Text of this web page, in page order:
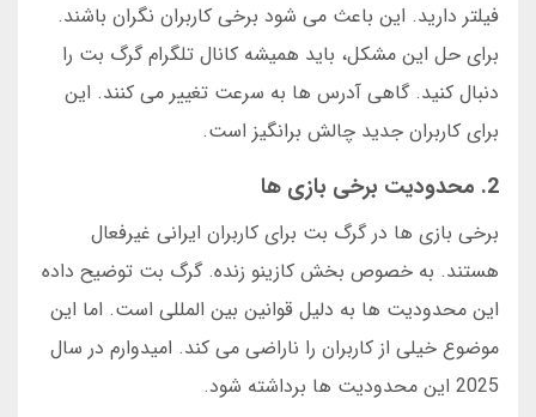
فیلتر دارید. این باعث می شود برخی کاربران نگران باشند.
برای حل این مشکل، باید همیشه کانال تلگرام گرگ بت را
دنبال کنید. گاهی آدرس ها به سرعت تغییر می کنند. این
برای کاربران جدید چالش برانگیز است.
2. محدودیت برخی بازی ها
برخی بازی ها در گرگ بت برای کاربران ایرانی غیرفعال
هستند. به خصوص بخش کازینو زنده. گرگ بت توضیح داده
این محدودیت ها به دلیل قوانین بین المللی است. اما این
موضوع خیلی از کاربران را ناراضی می کند. امیدوارم در سال
2025 این محدودیت ها برداشته شود.